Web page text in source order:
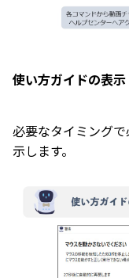
使い方ガイドの表示
必要なタイミング
示します。